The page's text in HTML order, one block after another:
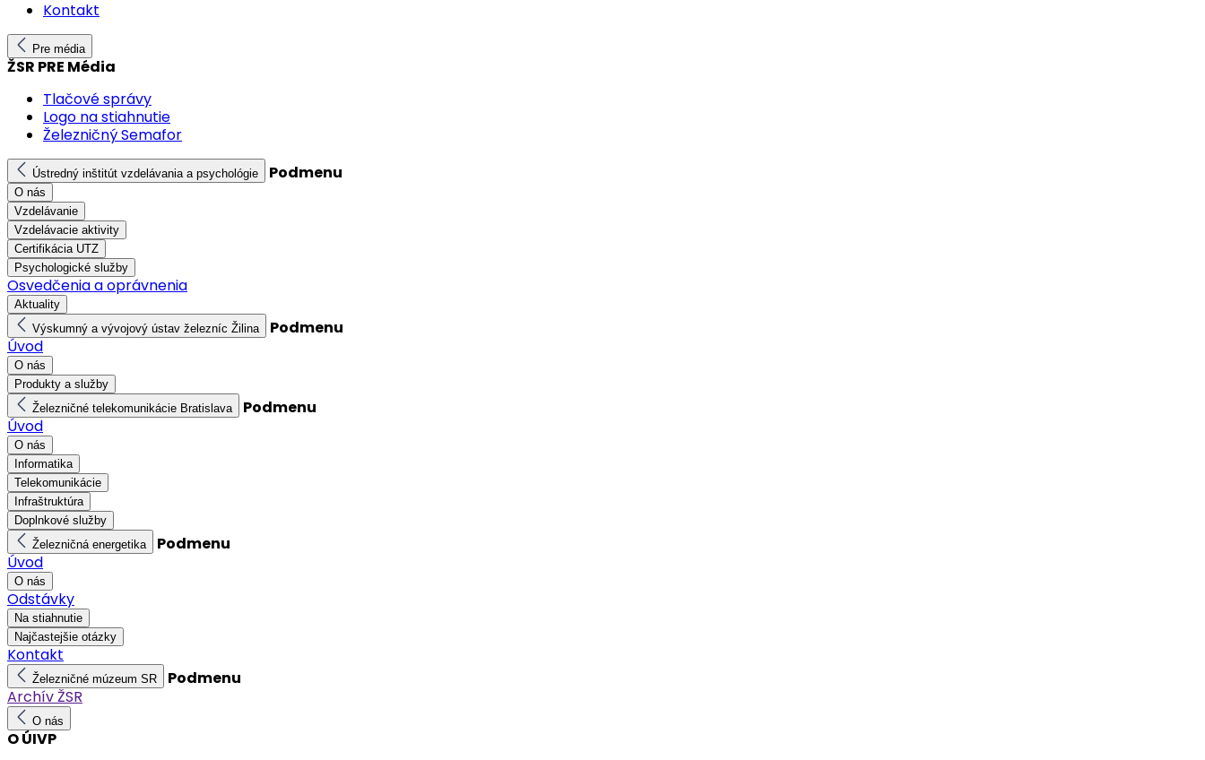
Kontakt
Pre média
ŽSR PRE Média
Tlačové správy
Logo na stiahnutie
Železničný Semafor
Ústredný inštitút vzdelávania a psychológie Podmenu
O nás
Vzdelávanie
Vzdelávacie aktivity
Certifikácia UTZ
Psychologické služby
Osvedčenia a oprávnenia
Aktuality
Výskumný a vývojový ústav železníc Žilina
Podmenu
Úvod
O nás
Produkty a služby
Železničné telekomunikácie Bratislava
Podmenu
Úvod
O nás
Informatika
Telekomunikácie
Infraštruktúra
Doplnkové služby
Železničná energetika
Podmenu
Úvod
O nás
Odstávky
Na stiahnutie
Najčastejšie otázky
Kontakt
Železničné múzeum SR
Podmenu
Archív ŽSR
O nás
O ÚIVP